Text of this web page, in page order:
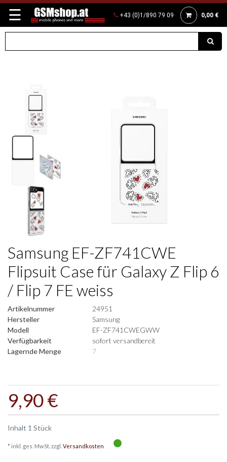
☰ +43 (0)1/890 79 09 0,00 €
Samsung EF-ZF741CWE
Flipsuit Case für Galaxy Z Flip 6
/ Flip 7 FE weiss
Artikelnummer
24951
Hersteller
Samsung
Modell
EF-ZF741CWEGWW
Verfügbarkeit
sofort versandbereit
Lagernde Menge
7
9,90 €
Inhalt 1 Stück
* inkl. ges. MwSt. zzgl. Versandkosten